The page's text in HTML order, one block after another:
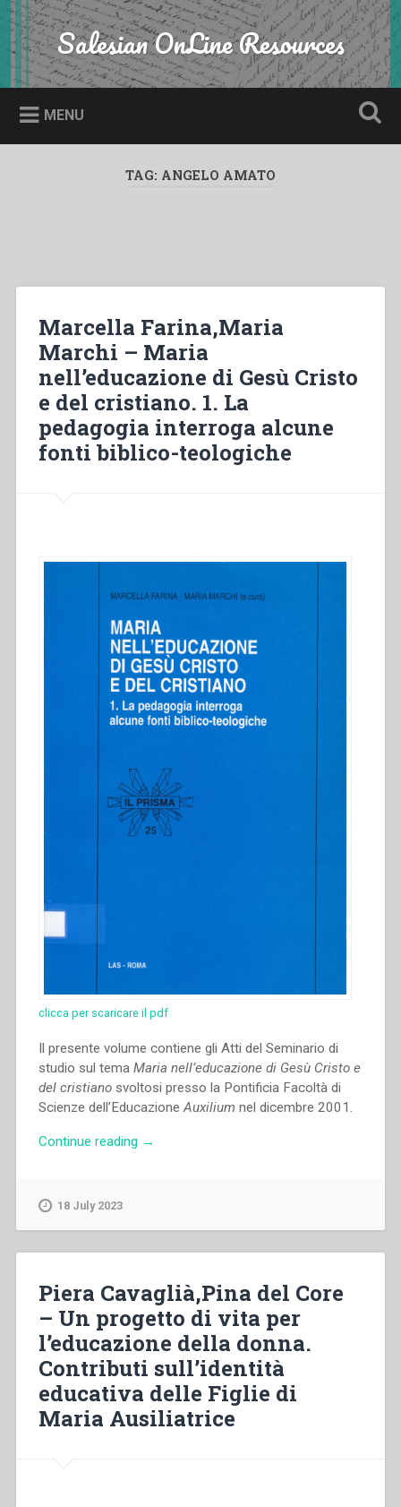
Skip
to
content
Search Salesian OnLine Resources
MENU
TAG: ANGELO AMATO
Marcella Farina,Maria
Marchi – Maria
nell’educazione di Gesù Cristo
e del cristiano. 1. La
pedagogia interroga alcune
fonti biblico-teologiche
clicca per scaricare il pdf
Il presente volume contiene gli Atti del Seminario di
studio sul tema Maria nell’educazione di Gesù Cristo e
del cristiano svoltosi presso la Pontificia Facoltà di
Scienze dell’EducazioneAuxilium nel dicembre 2001.
Continue reading “Marcella
Cristo
e
del
cristiano.
1.
La
pedagogia
→
18 July 2023
Piera Cavaglià,Pina del Core
– Un progetto di vita per
l’educazione della donna.
Contributi sull’identità
educativa delle Figlie di
Maria Ausiliatrice